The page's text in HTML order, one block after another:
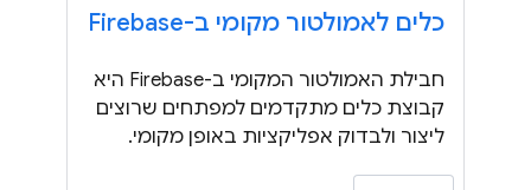
כלים לאמולטור מקומי ב-Firebase
חבילת האמולטור המקומי ב-Firebase היא
קבוצת כלים מתקדמים למפתחים שרוצים
ליצור ולבדוק אפליקציות באופן מקומי.